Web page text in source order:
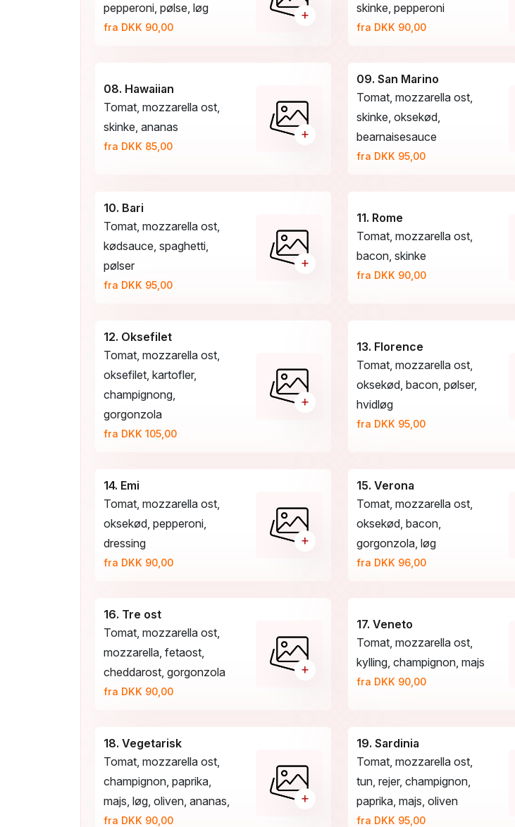
pepperoni, pølse, løg
fra DKK 90,00
+
skinke, pepperoni
fra DKK 90,00
08. Hawaiian
Tomat, mozzarella ost,
skinke, ananas
fra DKK 85,00
+
09. San Marino
Tomat, mozzarella ost,
skinke, oksekød,
bearnaisesauce
fra DKK 95,00
10. Bari
Tomat, mozzarella ost,
kødsauce, spaghetti,
pølser
fra DKK 95,00
+
11. Rome
Tomat, mozzarella ost,
bacon, skinke
fra DKK 90,00
12. Oksefilet
Tomat, mozzarella ost,
oksefilet, kartofler,
champignong,
gorgonzola
fra DKK 105,00
+
13. Florence
Tomat, mozzarella ost,
oksekød, bacon, pølser,
hvidløg
fra DKK 95,00
14. Emi
Tomat, mozzarella ost,
oksekød, pepperoni,
dressing
fra DKK 90,00
+
15. Verona
Tomat, mozzarella ost,
oksekød, bacon,
gorgonzola, løg
fra DKK 96,00
16. Tre ost
Tomat, mozzarella ost,
mozzarella, fetaost,
cheddarost, gorgonzola
fra DKK 90,00
+
17. Veneto
Tomat, mozzarella ost,
kylling, champignon, majs
fra DKK 90,00
18. Vegetarisk
Tomat, mozzarella ost,
champignon, paprika,
majs, løg, oliven, ananas,
fra DKK 90,00
+
19. Sardinia
Tomat, mozzarella ost,
tun, rejer, champignon,
paprika, majs, oliven
fra DKK 95,00